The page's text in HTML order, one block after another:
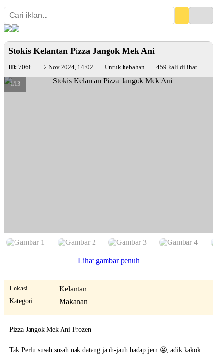
Stokis Kelantan Pizza Jangok Mek Ani
ID: 7068 2 Nov 2024, 14:02 Untuk hebahan 459 kali dilihat
1/13
Lihat gambar penuh
Lokasi Kelantan
Kategori Makanan
Pizza Jangok Mek Ani Frozen
Tak Perlu susah susah nak datang jauh-jauh hadap jem 😬, adik kakok